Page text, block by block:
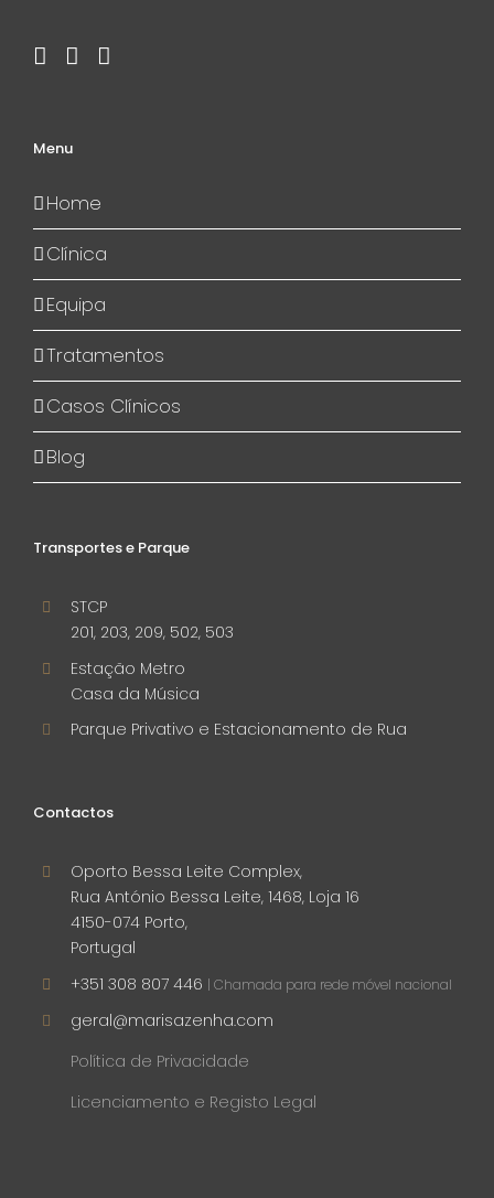
Menu
Home
Clínica
Equipa
Tratamentos
Casos Clínicos
Blog
Transportes e Parque
STCP
201, 203, 209, 502, 503
Estação Metro
Casa da Música
Parque Privativo e Estacionamento de Rua
Contactos
Oporto Bessa Leite Complex,
Rua António Bessa Leite, 1468, Loja 16
4150-074 Porto,
Portugal
+351 308 807 446 | Chamada para rede móvel nacional
geral@marisazenha.com
Política de Privacidade
Licenciamento e Registo Legal